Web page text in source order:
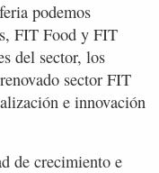
podemos
FIT Food y FIT
del sector, los
sector FIT
e innovación
de crecimiento e